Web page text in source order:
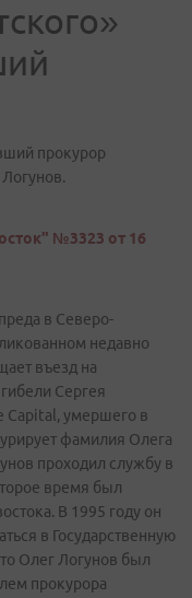
прокурор
№3323 от 16
в Северо-
недавно
въезд на
Сергея
Capital, умершего в
фамилия Олега
проходил службу в
время был
В 1995 году он
в Государственную
Олег Логунов был
прокурора